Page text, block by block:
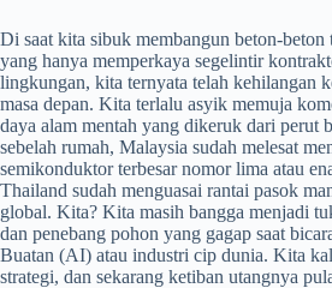
Di saat kita sibuk membangun beton-
yang hanya memperkaya segelintir
lingkungan, kita ternyata telah kehilangan
masa depan. Kita terlalu asyik memuja
daya alam mentah yang dikeruk dari perut
sebelah rumah, Malaysia sudah melesat
semikonduktor terbesar nomor lima atau
Thailand sudah menguasai rantai pasok
global. Kita? Kita masih bangga menjadi
dan penebang pohon yang gagap saat
Buatan (AI) atau industri cip dunia. Kita
strategi, dan sekarang ketiban utangnya